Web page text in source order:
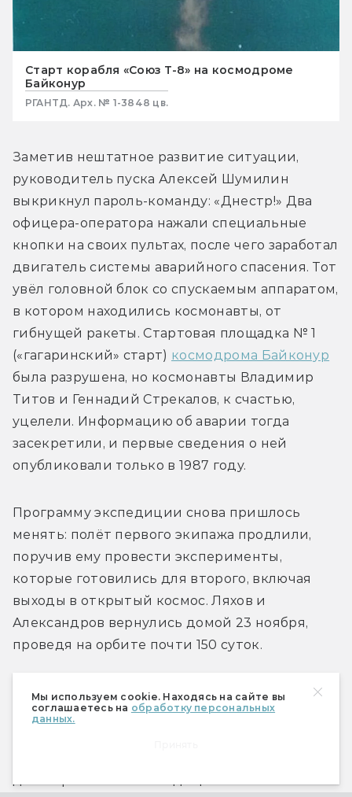
Мы используем cookie. Находясь на сайте вы
соглашаетесь на обработку персональных
данных.
Старт корабля «Союз Т-8» на космодроме
Байконур
РГАНТД. Арх. № 1-3848 цв.
Заметив нештатное развитие ситуации,
руководитель пуска Алексей Шумилин
выкрикнул пароль-команду: «Днестр!» Два
офицера-оператора нажали специальные
кнопки на своих пультах, после чего заработал
двигатель системы аварийного спасения. Тот
увёл головной блок со спускаемым аппаратом,
в котором находились космонавты, от
гибнущей ракеты. Стартовая площадка № 1
(«гагаринский» старт) космодрома Байконур
была разрушена, но космонавты Владимир
Титов и Геннадий Стрекалов, к счастью,
уцелели. Информацию об аварии тогда
засекретили, и первые сведения о ней
опубликовали только в 1987 году.
Программу экспедиции снова пришлось
менять: полёт первого экипажа продлили,
поручив ему провести эксперименты,
которые готовились для второго, включая
выходы в открытый космос. Ляхов и
Александров вернулись домой 23 ноября,
проведя на орбите почти 150 суток.
«Дырка» в корабле